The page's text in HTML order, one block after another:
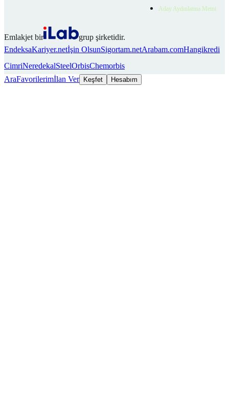
Aday Aydınlatma Metni
Emlakjet bir
grup şirketidir.
EndeksaKariyer.netİşin OlsunSigortam.netArabam.comHangikredi
CimriNeredekalSteelOrbisChemorbis
AraFavorilerimİlan Ver Keşfet Hesabım